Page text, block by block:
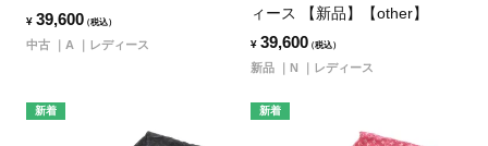
¥ 39,600（税込）
中古 A レディース
ィース 【新品】【other】
¥ 39,600（税込）
新品 N レディース
新着 新着